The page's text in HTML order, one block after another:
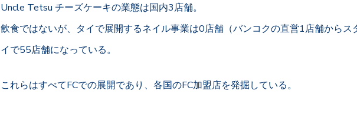
Uncle Tetsu チーズケーキの業態は国内3店舗。
飲食ではないが、タイで展開するネイル事業は0店舗（バンコクの直営1店舗からス
イで55店舗になっている。
これらはすべてFCでの展開であり、各国のFC加盟店を発掘している。